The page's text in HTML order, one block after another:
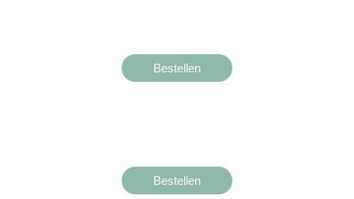
Bestellen
Bestellen